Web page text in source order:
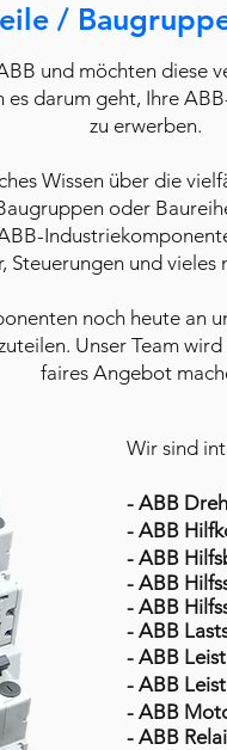
/
und möchten diese
es darum geht, Ihre
zu erwerben.
Wissen über die
oder
Steuerungen und
noch heute an
Unser Team
faires Angebot
Wir sind
- ABB
- ABB
- ABB
- ABB
- ABB
- ABB
- ABB
- ABB
- ABB
- ABB